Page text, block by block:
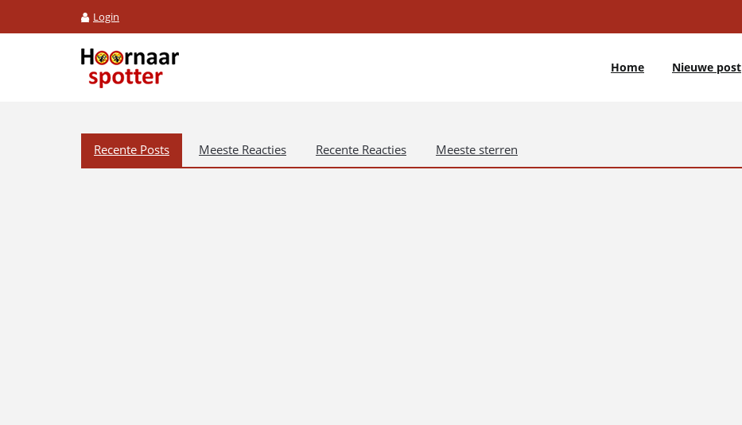
Login
Home Nieuwe post
Recente Posts Meeste Reacties Recente Reacties Meeste sterren